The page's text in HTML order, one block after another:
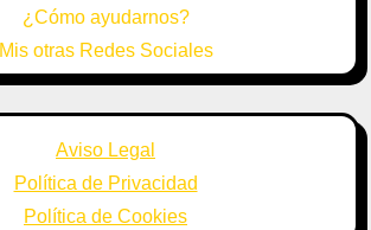
¿Cómo ayudarnos?
Mis otras Redes Sociales
Aviso Legal
Política de Privacidad
Política de Cookies